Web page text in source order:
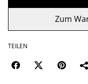
Zum
TEILEN